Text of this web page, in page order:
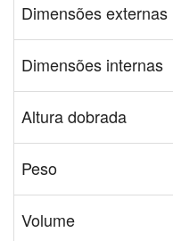
Dimensões externas
Dimensões internas
Altura dobrada
Peso
Volume